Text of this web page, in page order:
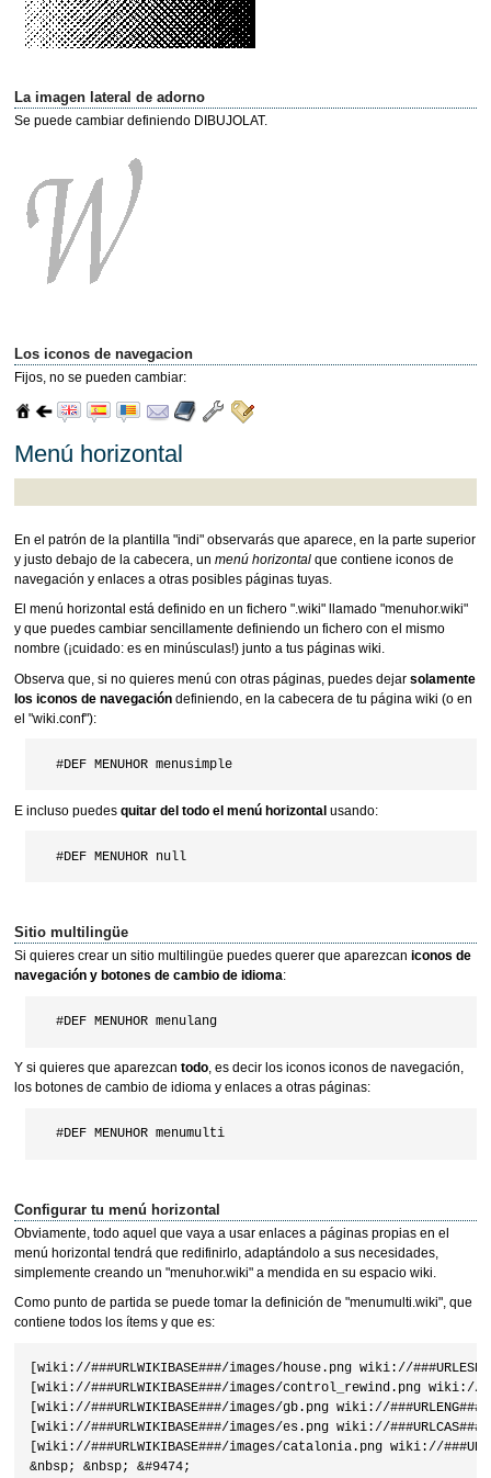
La imagen lateral de adorno
Se puede cambiar definiendo DIBUJOLAT.
Los iconos de navegacion
Fijos, no se pueden cambiar:
Menú horizontal
En el patrón de la plantilla "indi" observarás que aparece, en la parte superior
y justo debajo de la cabecera, un menú horizontalque contiene iconos de
navegación y enlaces a otras posibles páginas tuyas.
El menú horizontal está definido en un fichero ".wiki" llamado "menuhor.wiki"
y que puedes cambiar sencillamente definiendo un fichero con el mismo
nombre (¡cuidado: es en minúsculas!) junto a tus páginas wiki.
Observa que, si no quieres menú con otras páginas, puedes dejar solamente
los iconos de navegacióndefiniendo, en la cabecera de tu página wiki (o en
el "wiki.conf"):
E incluso puedes quitar del todo el menú horizontalusando:
Sitio multilingüe
Si quieres crear un sitio multilingüe puedes querer que aparezcan iconos de
navegación y botones de cambio de idioma:
Y si quieres que aparezcan todo, es decir los iconos iconos de navegación,
los botones de cambio de idioma y enlaces a otras páginas:
Configurar tu menú horizontal
Obviamente, todo aquel que vaya a usar enlaces a páginas propias en el
menú horizontal tendrá que redifinirlo, adaptándolo a sus necesidades,
simplemente creando un "menuhor.wiki" a mendida en su espacio wiki.
Como punto de partida se puede tomar la definición de "menumulti.wiki", que
contiene todos los ítems y que es:
[wiki://###URLWIKIBASE###/images/house.png wiki://
[wiki://###URLWIKIBASE###/images/control_rewind.png wiki://
[wiki://###URLWIKIBASE###/images/gb.png wiki://
[wiki://###URLWIKIBASE###/images/es.png wiki://
[wiki://###URLWIKIBASE###/images/catalonia.png wiki://
&nbsp; &nbsp; &#9474;